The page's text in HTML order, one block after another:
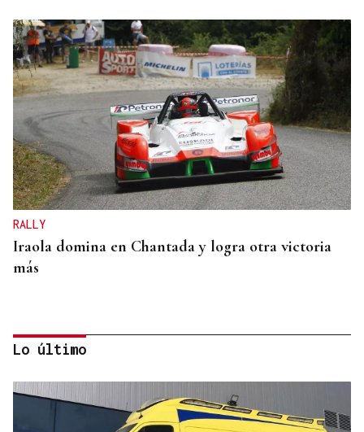
RALLY
Iraola domina en Chantada y logra otra victoria
más
Lo último